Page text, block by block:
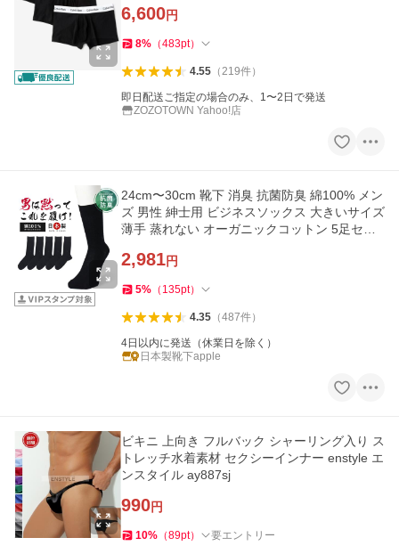
6,600円
8% （483pt）
4.55（219件）
即日配送ご指定の場合のみ、1〜2日で発送
ZOZOTOWN Yahoo!店
24cm〜30cm 靴下 消臭 抗菌防臭 綿100% メン
ズ 男性 紳士用 ビジネスソックス 大きいサイズ
薄手 蒸れない オーガニックコットン 5足セッ
2,981円
5% （ 135pt）
4.35（487件）
4日以内に発送（休業日を除く）
日本製靴下apple
ビキニ 上向き フルバック シャーリング入り ス
トレッチ水着素材 セクシーインナー enstyle エ
ンスタイル ay887sj
990円
10% （89pt） 要エントリー